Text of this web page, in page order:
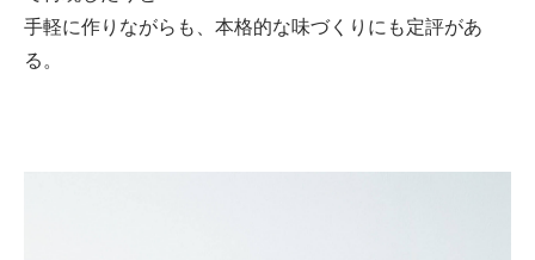
手軽に作りながらも、本格的な味づくりにも定評があ
る。